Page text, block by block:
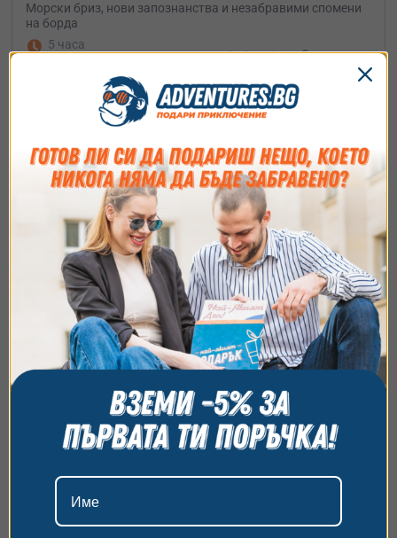
Морски бриз, нови запознанства и незабравими спомени
на борда
5 часа
92.03€
Морска разходка или парти с луксозна
моторна лодка – Южно Черноморие
Съгласие Подробности Относно
Ние използваме бисквитки. Използваме
бисквитки и подобни технологии, за да осигурим
работата на уебсайта, да подобрим
изживяването ви, да анализираме използването
на сайта и да ви показваме персонализирано
съдържание и реклами. Можете да приемете
всички бисквитки, да откажете всички или да
изберете предпочитания. За повече информация
относно начина, по който обработваме вашите
данни, моля, посетете нашата страница за
поверителност.